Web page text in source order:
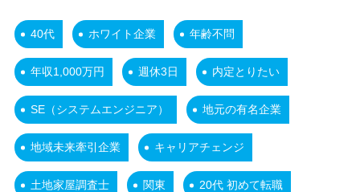
40代 ホワイト企業 年齢不問
年収1,000万円 週休3日 内定とりたい
SE（システムエンジニア） 地元の有名企業
地域未来牽引企業 キャリアチェンジ
土地家屋調査士 関東 20代 初めて転職